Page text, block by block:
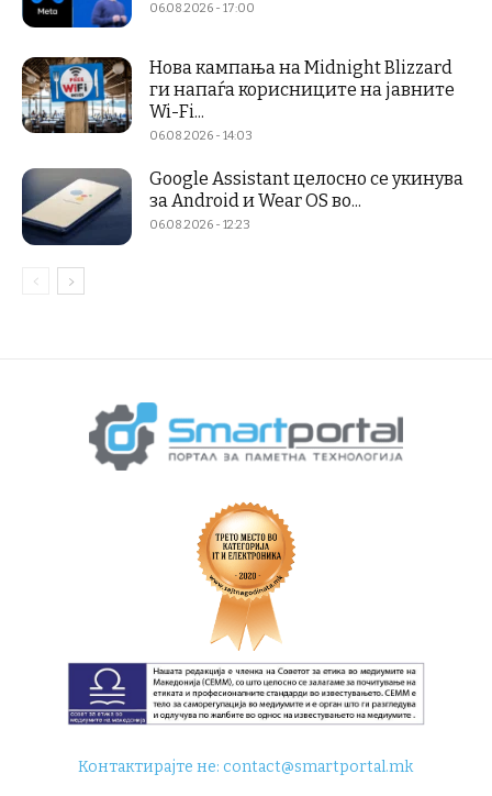
06.08.2026 - 17:00
Нова кампања на Midnight Blizzard
ги напаѓа корисниците на јавните
Wi-Fi...
06.08.2026 - 14:03
Google Assistant целосно се укинува
за Android и Wear OS во...
06.08.2026 - 12:23
Контактирајте не:contact@smartportal.mk